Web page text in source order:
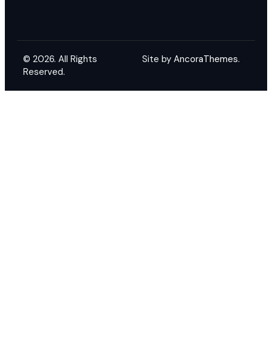
© 2026. All Rights
Reserved.
Site by AncoraThemes.